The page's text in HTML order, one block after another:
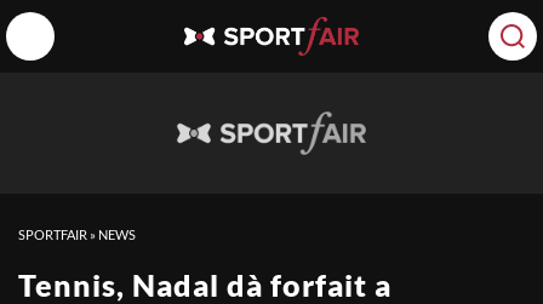
SPORTFAIR » NEWS
Tennis, Nadal dà forfait a